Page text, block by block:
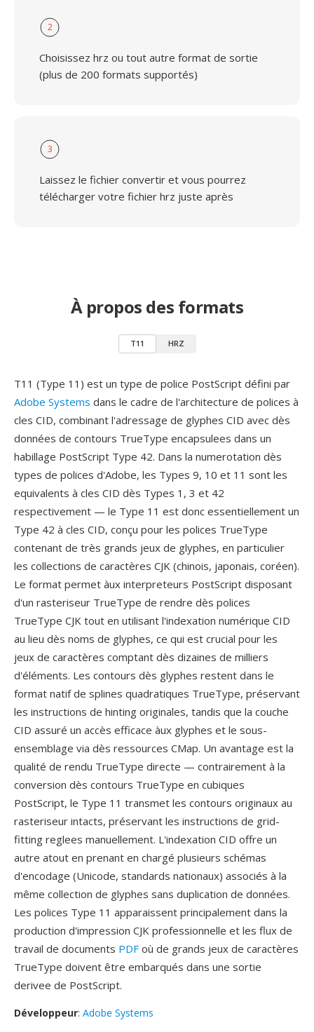
2
Choisissez hrz ou tout autre format de sortie
(plus de 200 formats supportés)
3
Laissez le fichier convertir et vous pourrez
télécharger votre fichier hrz juste après
À propos des formats
T11 HRZ
T11 (Type 11) est un type de police PostScript défini par
Adobe Systems dans le cadre de l'architecture de polices à
cles CID, combinant l'adressage de glyphes CID avec dès
données de contours TrueType encapsulees dans un
habillage PostScript Type 42. Dans la numerotation dès
types de polices d'Adobe, les Types 9, 10 et 11 sont les
equivalents à cles CID dès Types 1, 3 et 42
respectivement — le Type 11 est donc essentiellement un
Type 42 à cles CID, conçu pour les polices TrueType
contenant de très grands jeux de glyphes, en particulier
les collections de caractères CJK (chinois, japonais, coréen).
Le format permet àux interpreteurs PostScript disposant
d'un rasteriseur TrueType de rendre dès polices
TrueType CJK tout en utilisant l'indexation numérique CID
au lieu dès noms de glyphes, ce qui est crucial pour les
jeux de caractères comptant dès dizaines de milliers
d'éléments. Les contours dès glyphes restent dans le
format natif de splines quadratiques TrueType, préservant
les instructions de hinting originales, tandis que la couche
CID assuré un accès efficace àux glyphes et le sous-
ensemblage via dès ressources CMap. Un avantage est la
qualité de rendu TrueType directe — contrairement à la
conversion dès contours TrueType en cubiques
PostScript, le Type 11 transmet les contours originaux au
rasteriseur intacts, préservant les instructions de grid-
fitting reglees manuellement. L'indexation CID offre un
autre atout en prenant en chargé plusieurs schémas
d'encodage (Unicode, standards nationaux) associés à la
même collection de glyphes sans duplication de données.
Les polices Type 11 apparaissent principalement dans la
production d'impression CJK professionnelle et les flux de
travail de documents PDF où de grands jeux de caractères
TrueType doivent être embarqués dans une sortie
derivee de PostScript.
Développeur: Adobe Systems